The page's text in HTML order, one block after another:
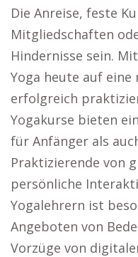
Die Anreise, feste
Mitgliedschaften
Hindernisse sein.
Yoga heute auf eine
erfolgreich
Yogakurse bieten
für Anfänger als
Praktizierende von
persönliche
Yogalehrern ist
Angeboten von
Vorzüge von